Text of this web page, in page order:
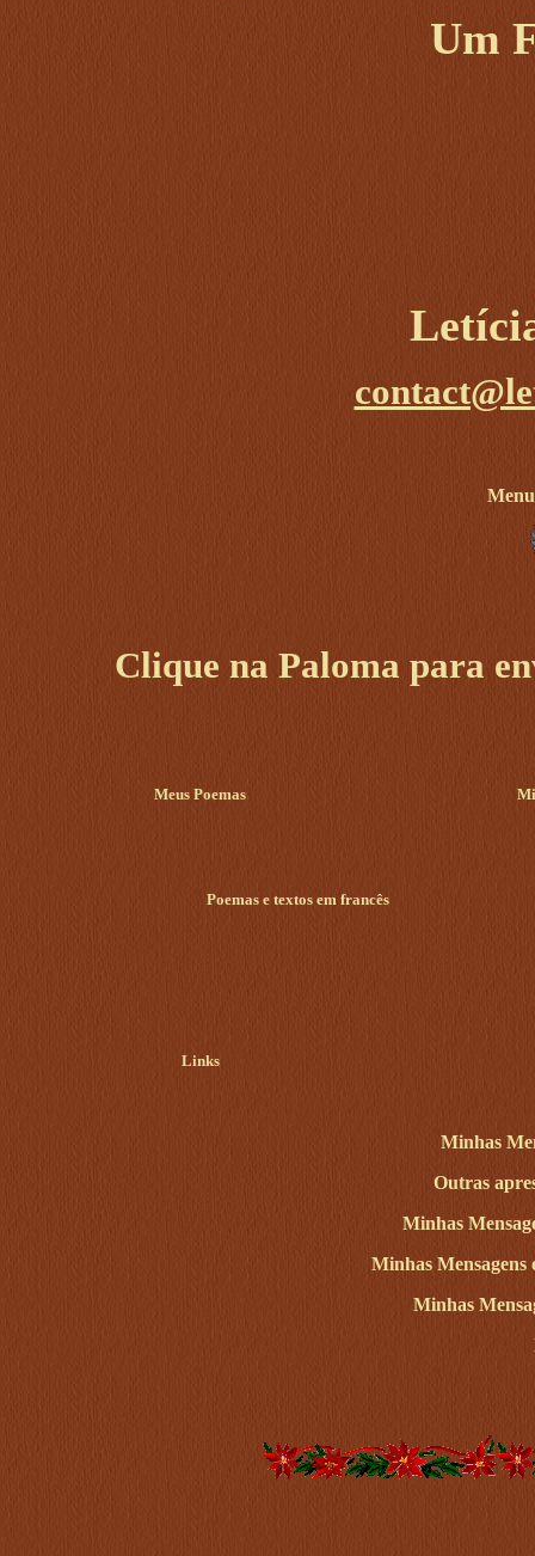
Um
Clique na Paloma para
Meus Poemas
Poemas e textos em francês
Links
Minhas
Outras
Minhas
Minhas
Minhas